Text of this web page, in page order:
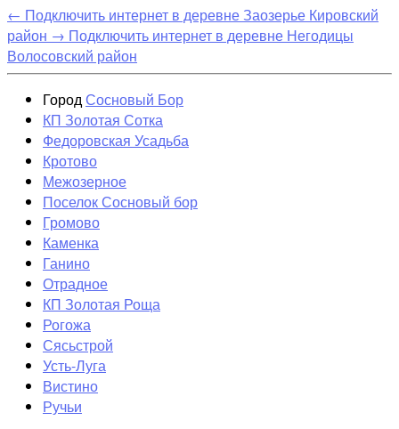
← Подключить интернет в деревне Заозерье Кировский
район → Подключить интернет в деревне Негодицы
Волосовский район
ГородСосновый Бор
КП Золотая Сотка
Федоровская Усадьба
Кротово
Межозерное
Поселок Сосновый бор
Громово
Каменка
Ганино
Отрадное
КП Золотая Роща
Рогожа
Сясьстрой
Усть-Луга
Вистино
Ручьи